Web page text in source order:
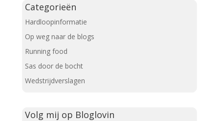
Categorieën
Hardloopinformatie
Op weg naar de blogs
Running food
Sas door de bocht
Wedstrijdverslagen
Volg mij op Bloglovin